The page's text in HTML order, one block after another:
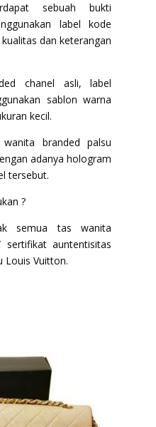
sebuah bukti
label kode
dan keterangan
chanel asli, label
sablon warna
kecil.
branded palsu
adanya hologram
tersebut.
?
semua tas wanita
auntentisitas
Louis Vuitton.